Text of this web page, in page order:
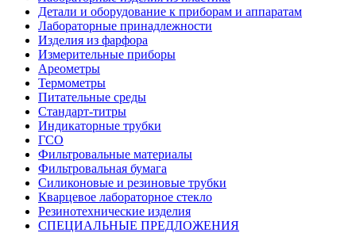
Детали и оборудование к приборам и аппаратам
Лабораторные принадлежности
Изделия из фарфора
Измерительные приборы
Ареометры
Термометры
Питательные среды
Стандарт-титры
Индикаторные трубки
ГСО
Фильтровальные материалы
Фильтровальная бумага
Силиконовые и резиновые трубки
Кварцевое лабораторное стекло
Резинотехнические изделия
СПЕЦИАЛЬНЫЕ ПРЕДЛОЖЕНИЯ